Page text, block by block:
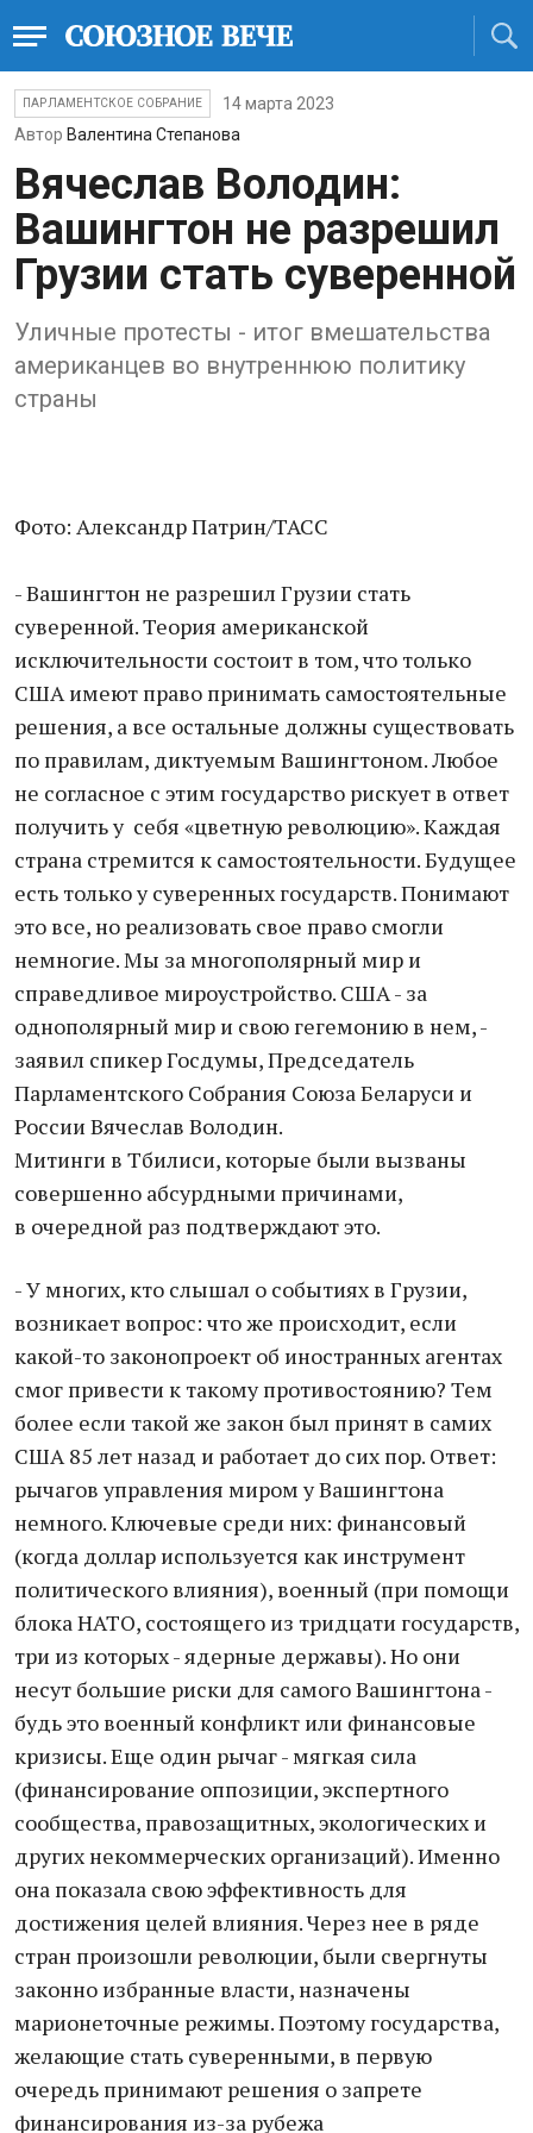
ПАРЛАМЕНТСКОЕ СОБРАНИЕ
14 марта 2023
Автор Валентина Степанова
Вячеслав Володин:
Вашингтон не разрешил
Грузии стать суверенной
Уличные протесты - итог вмешательства
американцев во внутреннюю политику
страны
Фото: Александр Патрин/ТАСС
- Вашингтон не разрешил Грузии стать
суверенной. Теория американской
исключительности состоит в том, что только
США имеют право принимать самостоятельные
решения, а все остальные должны существовать
по правилам, диктуемым Вашингтоном. Любое
не согласное с этим государство рискует в ответ
получить у себя «цветную революцию». Каждая
страна стремится к самостоятельности. Будущее
есть только у суверенных государств. Понимают
это все, но реализовать свое право смогли
немногие. Мы за многополярный мир и
справедливое мироустройство. США - за
однополярный мир и свою гегемонию в нем, -
заявил спикер Госдумы, Председатель
Парламентского Собрания Союза Беларуси и
России Вячеслав Володин.
Митинги в Тбилиси, которые были вызваны
совершенно абсурдными причинами,
в очередной раз подтверждают это.
- У многих, кто слышал о событиях в Грузии,
возникает вопрос: что же происходит, если
какой-то законопроект об иностранных агентах
смог привести к такому противостоянию? Тем
более если такой же закон был принят в самих
США 85 лет назад и работает до сих пор. Ответ:
рычагов управления миром у Вашингтона
немного. Ключевые среди них: финансовый
(когда доллар используется как инструмент
политического влияния), военный (при помощи
блока НАТО, состоящего из тридцати государств,
три из которых - ядерные державы). Но они
несут большие риски для самого Вашингтона -
будь это военный конфликт или финансовые
кризисы. Еще один рычаг - мягкая сила
(финансирование оппозиции, экспертного
сообщества, правозащитных, экологических и
других некоммерческих организаций). Именно
она показала свою эффективность для
достижения целей влияния. Через нее в ряде
стран произошли революции, были свергнуты
законно избранные власти, назначены
марионеточные режимы. Поэтому государства,
желающие стать суверенными, в первую
очередь принимают решения о запрете
финансирования из-за рубежа